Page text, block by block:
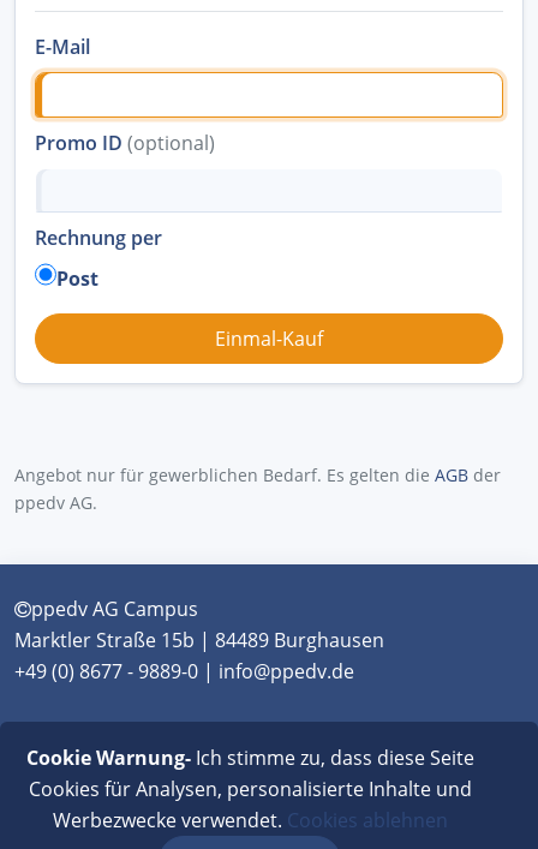
E-Mail
Promo ID (optional)
Rechnung per
Post
Angebot nur für gewerblichen Bedarf. Es gelten die AGB der
ppedv AG.
ppedv AG Campus
Marktler Straße 15b | 84489 Burghausen
+49 (0) 8677 - 9889-0 | info@ppedv.de
Classroom
|Impressum|Datenschutz|FAQ
Cookie Warnung-Ich stimme zu, dass diese Seite
Cookies für Analysen, personalisierte Inhalte und
Werbezwecke verwendet. Cookies ablehnen